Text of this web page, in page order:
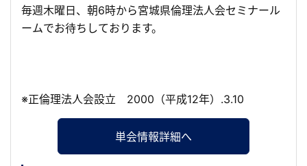
毎週木曜日、朝6時から宮城県倫理法人会セミナール
ームでお待ちしております。
※正倫理法人会設立 2000（平成12年）.3.10
単会情報詳細へ